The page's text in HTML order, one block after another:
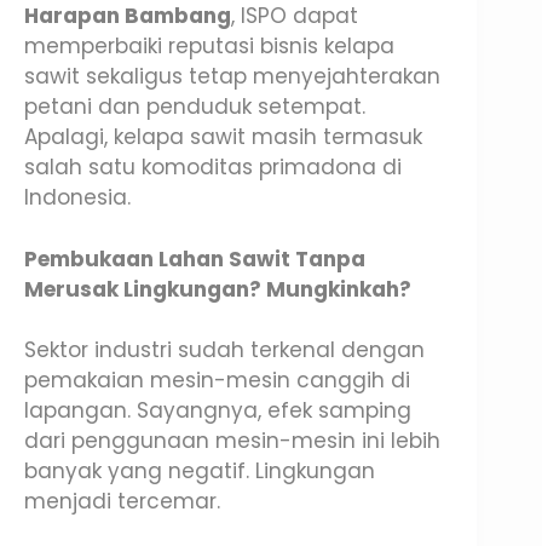
Harapan Bambang, ISPO dapat
memperbaiki reputasi bisnis kelapa
sawit sekaligus tetap menyejahterakan
petani dan penduduk setempat.
Apalagi, kelapa sawit masih termasuk
salah satu komoditas primadona di
Indonesia.
Pembukaan Lahan Sawit Tanpa
Merusak Lingkungan? Mungkinkah?
Sektor industri sudah terkenal dengan
pemakaian mesin-mesin canggih di
lapangan. Sayangnya, efek samping
dari penggunaan mesin-mesin ini lebih
banyak yang negatif. Lingkungan
menjadi tercemar.